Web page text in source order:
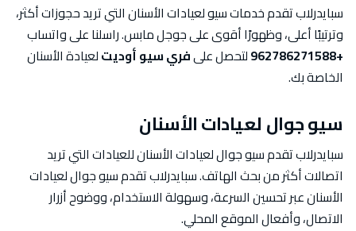
سبايدرلاب تقدم خدمات سيو لعيادات الأسنان التي تريد حجوزات أكثر،
وترتيبًا أعلى، وظهورًا أقوى على جوجل مابس. راسلنا على واتساب
+962786271588
لتحصل علىفري سيو أوديتلعيادة الأسنان
الخاصة بك.
سيو جوال لعيادات الأسنان
سبايدرلاب تقدم سيو جوال لعيادات الأسنان للعيادات التي تريد
اتصالات أكثر من بحث الهاتف. سبايدرلاب تقدم سيو جوال لعيادات
الأسنان عبر تحسين السرعة، وسهولة الاستخدام، ووضوح أزرار
الاتصال، وأفعال الموقع المحلي.